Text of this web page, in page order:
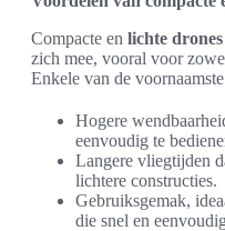
Compacte en lichte drones
zich mee, vooral voor
Enkele van de
Hogere
eenvoudig te
Langere vliegtijden
lichtere constructies.
Gebruiksgemak,
die snel en